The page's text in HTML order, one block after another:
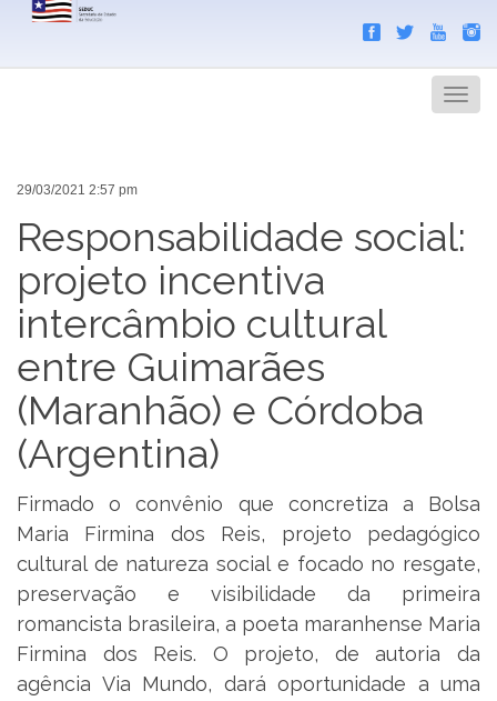
Menu
29/03/2021 2:57 pm
Responsabilidade social:
projeto incentiva
intercâmbio cultural
entre Guimarães
(Maranhão) e Córdoba
(Argentina)
Firmado o convênio que concretiza a Bolsa
Maria Firmina dos Reis, projeto pedagógico
cultural de natureza social e focado no resgate,
preservação e visibilidade da primeira
romancista brasileira, a poeta maranhense Maria
Firmina dos Reis. O projeto, de autoria da
agência Via Mundo, dará oportunidade a uma